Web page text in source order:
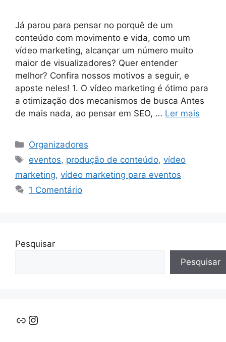
Já parou para pensar no porquê de um
conteúdo com movimento e vida, como um
vídeo marketing, alcançar um número muito
maior de visualizadores? Quer entender
melhor? Confira nossos motivos a seguir, e
aposte neles! 1. O vídeo marketing é ótimo para
a otimização dos mecanismos de busca Antes
de mais nada, ao pensar em SEO, … Ler mais
Categorias
Organizadores
Tags
eventos, produção de conteúdo,vídeo
marketing, vídeo marketing para eventos
1 Comentário
Pesquisar
Pesquisar
LinkInstagram